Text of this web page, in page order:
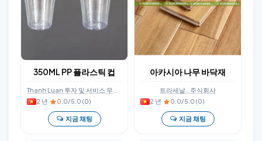
350ML PP 플라스틱 컵
2 년· 0.0/5.0 (0)
지금 채팅
아카시아 나무 바닥재
트라세날., 주식회사
2 년· 0.0/5.0 (0)
지금 채팅